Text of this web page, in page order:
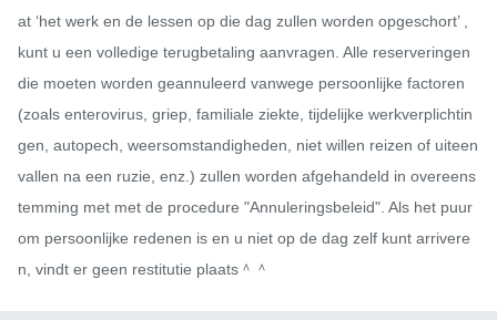
at ‘het werk en de lessen op die dag zullen worden opgeschort’ ,
kunt u een volledige terugbetaling aanvragen. Alle reserveringen
die moeten worden geannuleerd vanwege persoonlijke factoren
(zoals enterovirus, griep, familiale ziekte, tijdelijke werkverplichtin
gen, autopech, weersomstandigheden, niet willen reizen of uiteen
vallen na een ruzie, enz.) zullen worden afgehandeld in overeens
temming met met de procedure "Annuleringsbeleid". Als het puur
om persoonlijke redenen is en u niet op de dag zelf kunt arrivere
n, vindt er geen restitutie plaats＾＾